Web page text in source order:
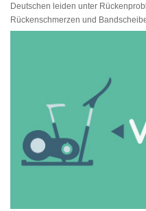
Deutschen leiden unter
Rückenschmerzen und